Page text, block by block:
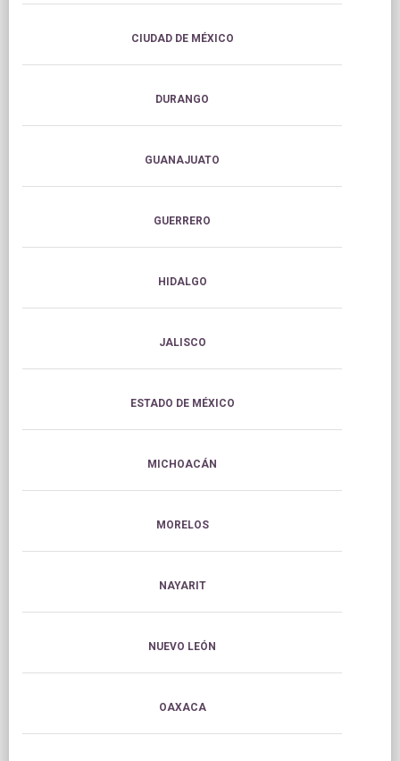
CIUDAD DE MÉXICO
DURANGO
GUANAJUATO
GUERRERO
HIDALGO
JALISCO
ESTADO DE MÉXICO
MICHOACÁN
MORELOS
NAYARIT
NUEVO LEÓN
OAXACA